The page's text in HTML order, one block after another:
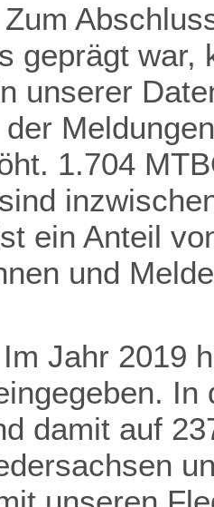
Zum
geprägt war,
unserer
1.704
ein Anteil
und
Jahr 2019
damit auf